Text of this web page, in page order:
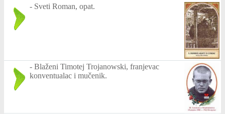
- Sveti Roman, opat.
- Blaženi Timotej Trojanowski, franjevac
konventualac i mučenik.